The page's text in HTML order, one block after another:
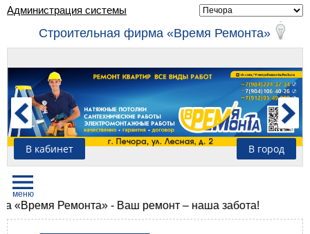
Администрация системы
Строительная фирма «Время Ремонта»
В кабинет В город
Ремонта» - Ваш ремонт – наша забота!